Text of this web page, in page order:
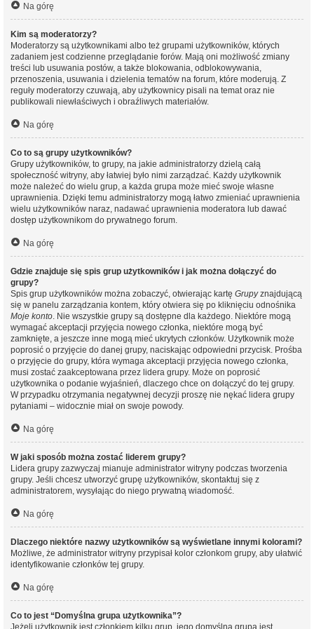
Na górę
Kim są moderatorzy?
Moderatorzy są użytkownikami albo też grupami użytkowników, których
zadaniem jest codzienne przeglądanie forów. Mają oni możliwość zmiany
treści lub usuwania postów, a także blokowania, odblokowywania,
przenoszenia, usuwania i dzielenia tematów na forum, które moderują. Z
reguły moderatorzy czuwają, aby użytkownicy pisali na temat oraz nie
publikowali niewłaściwych i obraźliwych materiałów.
Na górę
Co to są grupy użytkowników?
Grupy użytkowników, to grupy, na jakie administratorzy dzielą całą
społeczność witryny, aby łatwiej było nimi zarządzać. Każdy użytkownik
może należeć do wielu grup, a każda grupa może mieć swoje własne
uprawnienia. Dzięki temu administratorzy mogą łatwo zmieniać uprawnienia
wielu użytkowników naraz, nadawać uprawnienia moderatora lub dawać
dostęp użytkownikom do prywatnego forum.
Na górę
Gdzie znajduje się spis grup użytkowników i jak można dołączyć do
grupy?
Spis grup użytkowników można zobaczyć, otwierając kartę Grupyznajdującą
się w panelu zarządzania kontem, który otwiera się po kliknięciu odnośnika
Moje konto. Nie wszystkie grupy są dostępne dla każdego. Niektóre mogą
wymagać akceptacji przyjęcia nowego członka, niektóre mogą być
zamknięte, a jeszcze inne mogą mieć ukrytych członków. Użytkownik może
poprosić o przyjęcie do danej grupy, naciskając odpowiedni przycisk. Prośba
o przyjęcie do grupy, która wymaga akceptacji przyjęcia nowego członka,
musi zostać zaakceptowana przez lidera grupy. Może on poprosić
użytkownika o podanie wyjaśnień, dlaczego chce on dołączyć do tej grupy.
W przypadku otrzymania negatywnej decyzji proszę nie nękać lidera grupy
pytaniami – widocznie miał on swoje powody.
Na górę
W jaki sposób można zostać liderem grupy?
Lidera grupy zazwyczaj mianuje administrator witryny podczas tworzenia
grupy. Jeśli chcesz utworzyć grupę użytkowników, skontaktuj się z
administratorem, wysyłając do niego prywatną wiadomość.
Na górę
Dlaczego niektóre nazwy użytkowników są wyświetlane innymi kolorami?
Możliwe, że administrator witryny przypisał kolor członkom grupy, aby ułatwić
identyfikowanie członków tej grupy.
Na górę
Co to jest “Domyślna grupa użytkownika”?
Jeżeli użytkownik jest członkiem kilku grup, jego domyślna grupa jest